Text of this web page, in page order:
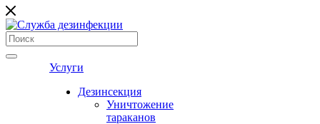
Услуги
Дезинсекция
Уничтожение
тараканов